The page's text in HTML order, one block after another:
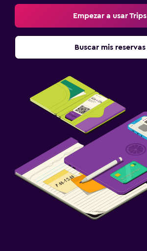
Empezar a usar Trips
Buscar mis reservas